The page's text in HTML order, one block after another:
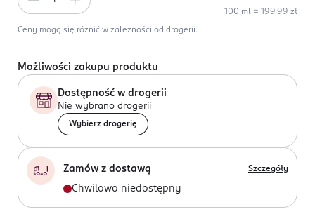
100 ml = 199,99 zł
Ceny mogą się różnić w zależności od drogerii.
Możliwości zakupu produktu
Dostępność w drogerii
Nie wybrano drogerii
Wybierz drogerię
Zamów z dostawą Szczegóły
Chwilowo niedostępny